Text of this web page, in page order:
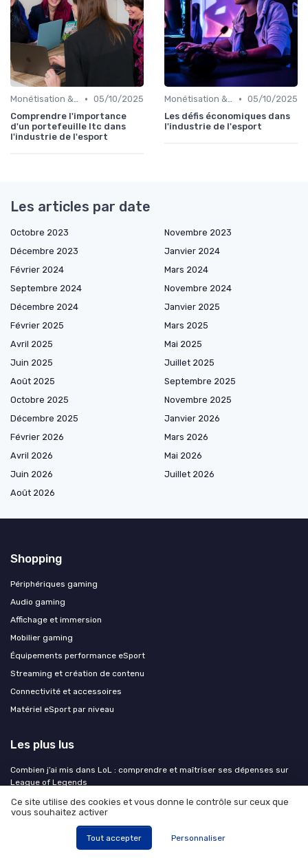
Monétisation & Sponsoring • 05/10/2025
Comprendre l'importance
d'un portefeuille ltc dans
l'industrie de l'esport
Monétisation & Sponsoring • 05/10/2025
Les défis économiques dans
l'industrie de l'esport
Les articles par date
Octobre 2023
Novembre 2023
Décembre 2023
Janvier 2024
Février 2024
Mars 2024
Septembre 2024
Novembre 2024
Décembre 2024
Janvier 2025
Février 2025
Mars 2025
Avril 2025
Mai 2025
Juin 2025
Juillet 2025
Août 2025
Septembre 2025
Octobre 2025
Novembre 2025
Décembre 2025
Janvier 2026
Février 2026
Mars 2026
Avril 2026
Mai 2026
Juin 2026
Juillet 2026
Août 2026
Shopping
Périphériques gaming
Audio gaming
Affichage et immersion
Mobilier gaming
Équipements performance eSport
Streaming et création de contenu
Connectivité et accessoires
Matériel eSport par niveau
Les plus lus
Combien j’ai mis dans LoL : comprendre et maîtriser ses dépenses sur
League of Legends
Le nombre de joueurs de League of Legends : un phénomène mondial
Le maillot du Cap-Vert : symbole d'identité et d'engagement dans
Combien de temps passe-t-on sur League of Legends et que révèle
Ce site utilise des cookies et vous donne le contrôle sur ceux que
vous souhaitez activer
Tout accepter Personnaliser